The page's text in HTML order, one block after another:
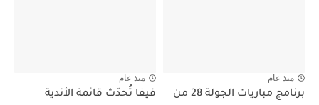
منذ عام
برنامج مباريات الجولة 28 من
منذ عام
فيفا تُحدّث قائمة الأندية